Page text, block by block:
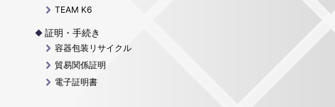
TEAM K6
証明・手続き
容器包装リサイクル
貿易関係証明
電子証明書